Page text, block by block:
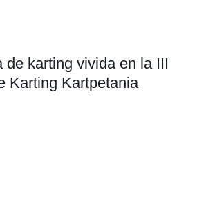
de karting vivida en la III
Karting Kartpetania